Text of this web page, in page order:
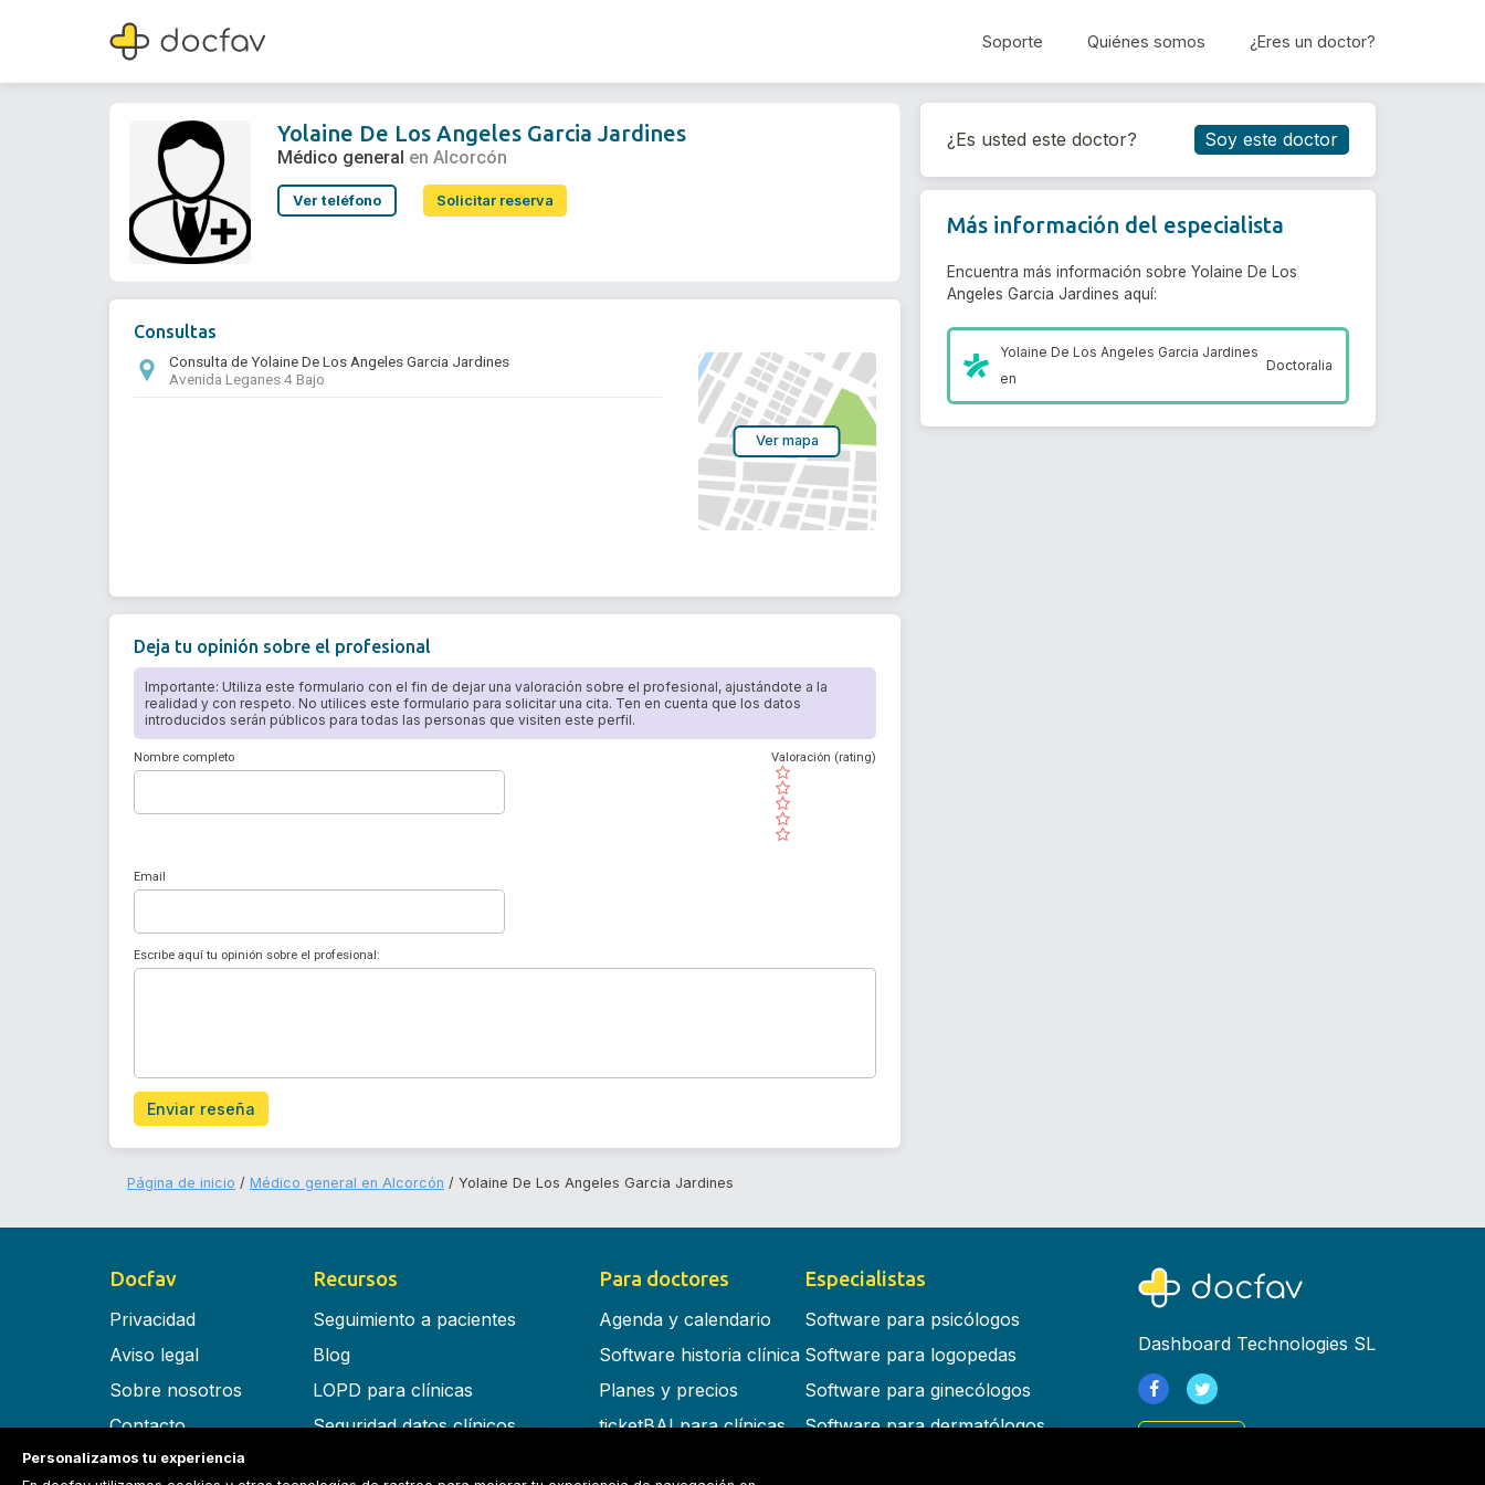
Soporte Quiénes somos ¿Eres un doctor?
Yolaine De Los Angeles Garcia Jardines
Médico general
Reservar cita
Yolaine De Los Angeles Garcia Jardines
Médico general en Alcorcón
Ver teléfono Solicitar reserva
Consultas
Consulta de Yolaine De Los Angeles Garcia Jardines
Avenida Leganes 4 Bajo
Ver mapa
Deja tu opinión sobre el profesional
Importante: Utiliza este formulario con el fin de dejar una valoración sobre el profesional, ajustándote a la
realidad y con respeto. No utilices este formulario para solicitar una cita. Ten en cuenta que los datos
introducidos serán públicos para todas las personas que visiten este perfil.
Nombre completo
( )
( )
( )
( )
( )
Valoración (rating)
Email
Escribe aquí tu opinión sobre el profesional:
Enviar reseña
¿Es usted este doctor? Soy este doctor
Más información del especialista
Encuentra más información sobre Yolaine De Los
Angeles Garcia Jardines aquí:
Yolaine De Los Angeles Garcia Jardines
en
Doctoralia
Página de inicio Médico general en Alcorcón Yolaine De Los Angeles Garcia Jardines
Docfav
Privacidad
Aviso legal
Sobre nosotros
Contacto
Términos y condiciones
Recursos
Seguimiento a pacientes
Blog
LOPD para clínicas
Seguridad datos clínicos
Para doctores
Agenda y calendario
Software historia clínica
Planes y precios
ticketBAI para clínicas
Especialistas
Software para psicólogos
Software para logopedas
Software para ginecólogos
Software para dermatólogos
Dashboard Technologies SL
Personalizamos tu experiencia